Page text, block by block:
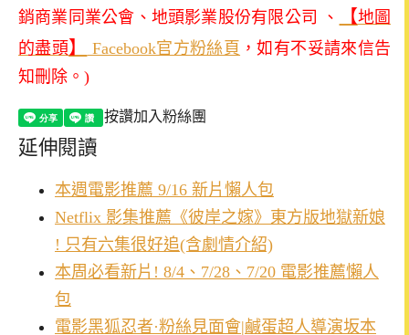
銷商業同業公會、地頭影業股份有限公司 、
【地圖
的盡頭】 Facebook官方粉絲頁 ，如有不妥請來信告
知刪除。 )
按讚加入粉絲團
延伸閱讀
本週電影推薦 9/16 新片懶人包
Netflix 影集推薦《彼岸之嫁》東方版地獄新娘
! 只有六集很好追(含劇情介紹)
本周必看新片! 8/4、7/28、7/20 電影推薦懶人
包
電影黑狐忍者·粉絲見面會|鹹蛋超人導演坂本